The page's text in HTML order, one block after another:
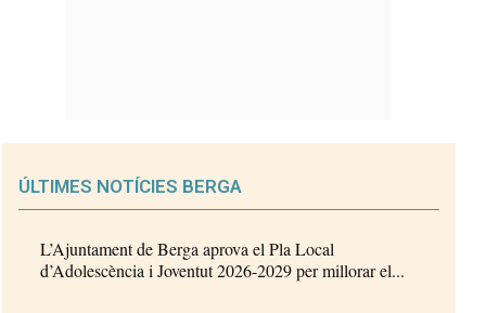
ÚLTIMES NOTÍCIES BERGA
L’Ajuntament de Berga aprova el Pla Local
d’Adolescència i Joventut 2026-2029 per millorar el...